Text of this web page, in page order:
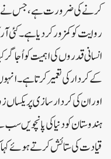
کرنے کی ضرورت ہے، جس نے اس
روایت کو کمزور کردیا ہے۔کئی
انسانی قدروں کی اہمیت کو
کے کردار کی تعمیر کرتا
اور ان کی کردار سازی پر یکساں
ہندوستان کو دنیا کی پانچویں